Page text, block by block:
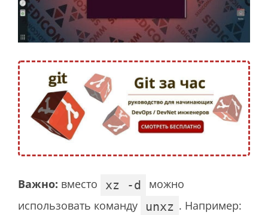
Важно: вместо xz -d
можно
использовать команду
unxz . Например: